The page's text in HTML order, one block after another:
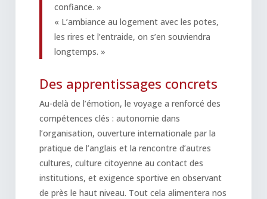
confiance. »
« L’ambiance au logement avec les potes,
les rires et l’entraide, on s’en souviendra
longtemps. »
Des apprentissages concrets
Au-delà de l’émotion, le voyage a renforcé des
compétences clés : autonomie dans
l’organisation, ouverture internationale par la
pratique de l’anglais et la rencontre d’autres
cultures, culture citoyenne au contact des
institutions, et exigence sportive en observant
de près le haut niveau. Tout cela alimentera nos